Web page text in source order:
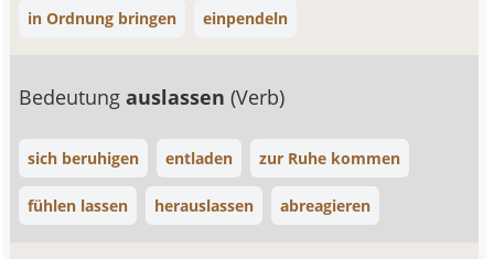
in Ordnung bringen einpendeln
Bedeutungauslassen(Verb)
sich beruhigen entladen zur Ruhe kommen
fühlen lassen herauslassen abreagieren